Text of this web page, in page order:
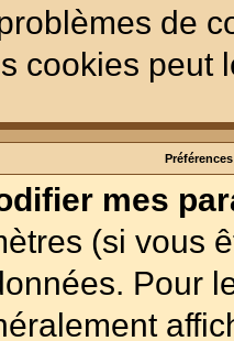
de
cookies peut
mes
(si vous
Pour